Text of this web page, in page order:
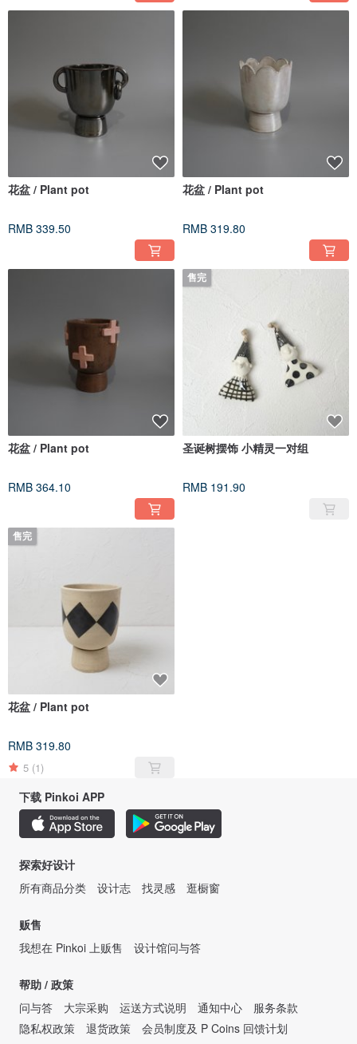
花盆 / Plant pot
RMB 339.50
花盆 / Plant pot
RMB 319.80
花盆 / Plant pot
RMB 364.10
售完
圣诞树摆饰 小精灵一对组
RMB 191.90
售完
花盆 / Plant pot
RMB 319.80
5 (1)
下载 Pinkoi APP
探索好设计
所有商品分类
设计志 找灵感 逛橱窗
贩售
我想在 Pinkoi 上贩售
设计馆问与答
帮助 / 政策
问与答
大宗采购 运送方式说明 通知中心
服务条款
隐私权政策
退货政策 会员制度及 P Coins 回馈计划